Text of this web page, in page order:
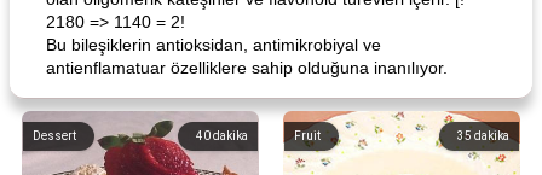
2180 => 1140 = 2!
Bu bileşiklerin antioksidan, antimikrobiyal ve
antienflamatuar özelliklere sahip olduğuna inanılıyor.
40dakika
Dessert 35 dakika
Fruit